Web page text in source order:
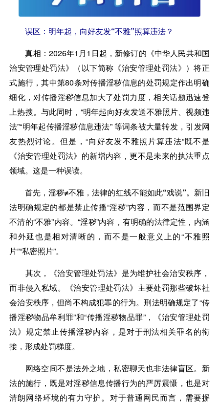
误区：明年起，向好友发“不雅”照算违法？
真相： 2026年1月1日起，新修订的《中华人民共和国
治安管理处罚法》（以下简称《治安管理处罚法》）将正
式施行，其中第80条对传播淫秽信息的处罚规定作出明确
细化，对传播淫秽信息加大了处罚力度，相关话题迅速登
上热搜。与此同时，“明年起向好友发送不雅照片、视频违
法”“明年起传播淫秽信息违法” 等词条被大量转发，引发网
友热烈讨论。但是，“向好友发不雅照片算违法”既不是
《治安管理处罚法》的新增内容，更不是未来的执法重点
领域。这是一种误读。
首先，淫秽≠不雅，法律的红线不能如此“戏说”。 新旧
法明确规定的都是禁止传播“淫秽”内容，而不是范围界定
不清的“不雅”内容。“淫秽”内容，有明确的法律定性，内涵
和外延也是相对清晰的，而不是一般意义上的“不雅照
片”“私密照片”。
其次，《治安管理处罚法》是为维护社会治安秩序，
而非侵入私域。
《治安管理处罚法》主要处罚那些破坏社
会治安秩序，但尚不构成犯罪的行为。刑法明确规定了“传
播淫秽物品牟利罪”和“传播淫秽物品罪”，《治安管理处罚
法》规定禁止传播淫秽内容，是对于刑法相关罪名的衔
接，形成处罚梯度。
网络空间不是法外之地，私密聊天也非法律盲区。新
法的施行，既是对淫秽信息传播行为的严厉震慑，也是对
清朗网络环境的有力守护。对于普通网民而言，需要摒